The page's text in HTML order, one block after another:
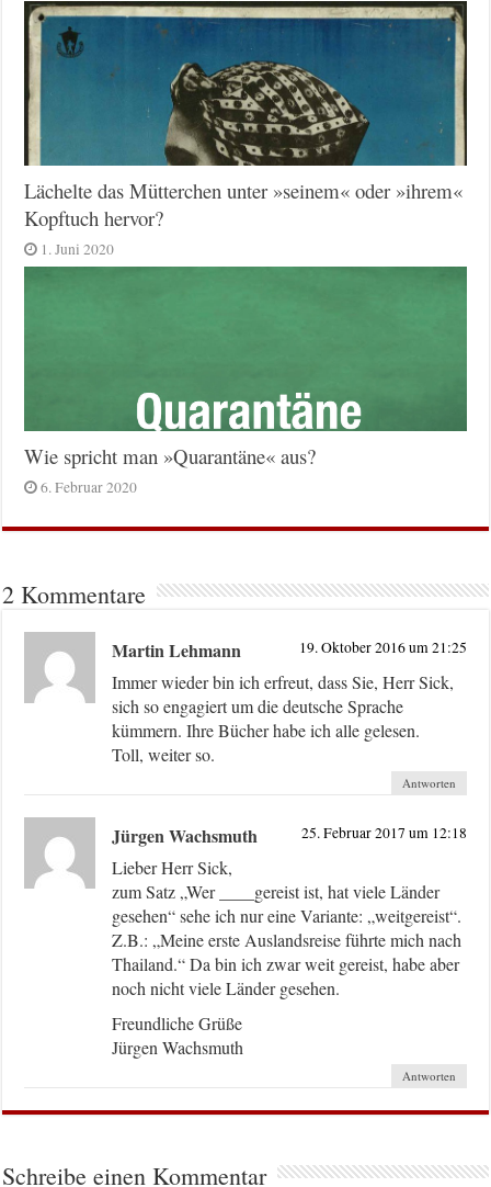
Lächelte das Mütterchen unter »seinem« oder »ihrem«
Kopftuch hervor?
1. Juni 2020
Wie spricht man »Quarantäne« aus?
6. Februar 2020
2 Kommentare
Martin Lehmann 19. Oktober 2016 um 21:25
Immer wieder bin ich erfreut, dass Sie, Herr Sick,
sich so engagiert um die deutsche Sprache
kümmern. Ihre Bücher habe ich alle gelesen.
Toll, weiter so.
Antworten
Jürgen Wachsmuth 25. Februar 2017 um 12:18
Lieber Herr Sick,
zum Satz „Wer ____gereist ist, hat viele Länder
gesehen“ sehe ich nur eine Variante: „weitgereist“.
Z.B.: „Meine erste Auslandsreise führte mich nach
Thailand.“ Da bin ich zwar weit gereist, habe aber
noch nicht viele Länder gesehen.
Freundliche Grüße
Jürgen Wachsmuth
Antworten
Schreibe einen Kommentar